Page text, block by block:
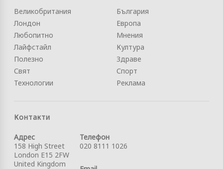
Великобритания
Лондон
Любопитно
Лайфстайл
Полезно
Свят
Технологии
България
Европа
Мнения
Култура
Здраве
Спорт
Реклама
Контакти
Адрес
158 High Street
London E15 2FW
United Kingdom
Телефон
020 8111 1026